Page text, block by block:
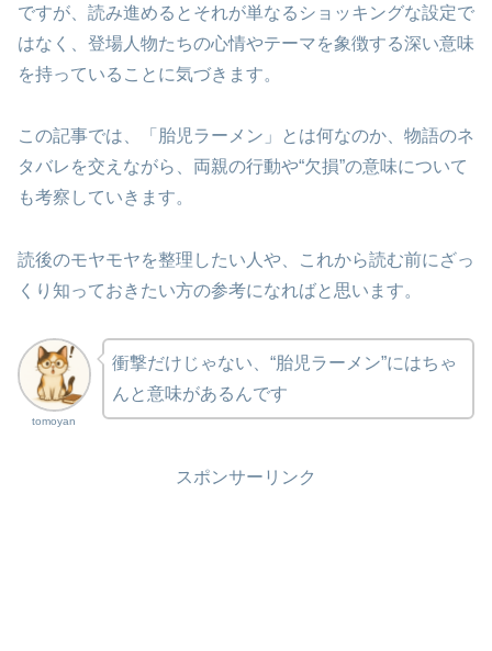
ですが、読み進めるとそれが単なるショッキングな設定で
はなく、登場人物たちの心情やテーマを象徴する深い意味
を持っていることに気づきます。
この記事では、「胎児ラーメン」とは何なのか、物語のネ
タバレを交えながら、両親の行動や“欠損”の意味について
も考察していきます。
読後のモヤモヤを整理したい人や、これから読む前にざっ
くり知っておきたい方の参考になればと思います。
tomoyan
衝撃だけじゃない、“胎児ラーメン”にはちゃ
んと意味があるんです
スポンサーリンク